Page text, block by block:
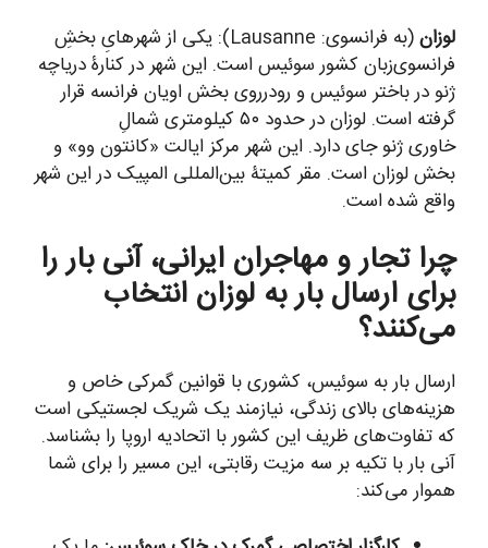
لوزان
(به فرانسوی: Lausanne): یکی از شهرهایِ بخشِ
فرانسوی‌زبان کشور سوئیس است. این شهر در کنارۀ دریاچه
ژنو در باختر سوئیس و رودرروی بخش اویان فرانسه قرار
گرفته‌ است. لوزان در حدود ۵۰ کیلومتری شمالِ
خاوری ژنو جای دارد. این شهر مرکز ایالت «کانتون وو» و
بخش لوزان است. مقر کمیتۀ بین‌المللی المپیک در این شهر
واقع شده‌ است.
چرا تجار و مهاجران ایرانی، آنی بار را
برای ارسال بار به لوزان انتخاب
می‌کنند؟
ارسال بار به سوئیس، کشوری با قوانین گمرکی خاص و
هزینه‌های بالای زندگی، نیازمند یک شریک لجستیکی است
که تفاوت‌های ظریف این کشور با اتحادیه اروپا را بشناسد.
آنی بار با تکیه بر سه مزیت رقابتی، این مسیر را برای شما
هموار می‌کند: